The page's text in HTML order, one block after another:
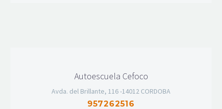
Autoescuela Cefoco
Avda. del Brillante, 116 -14012 CORDOBA
957262516